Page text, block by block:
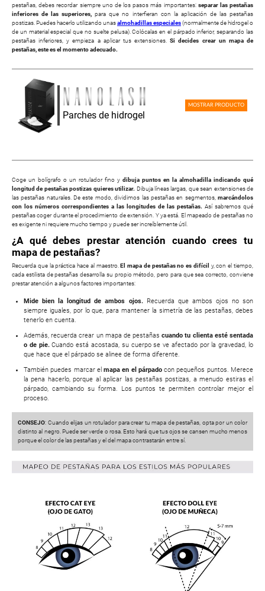
pestañas, debes recordar siempre uno de los pasos más importantes: separar las pestañas
inferiores de las superiores, para que no interfieran con la aplicación de las pestañas
postizas. Puedes hacerlo utilizando unasalmohadillas especiales(normalmente de hidrogel o
de un material especial que no suelte pelusa). Colócalas en el párpado inferior, separando las
pestañas inferiores, y empieza a aplicar tus extensiones.Si decides crear un mapa de
pestañas, este es el momento adecuado.
Parches de hidrogel
MOSTRAR PRODUCTO
Coge un bolígrafo o un rotulador fino y dibuja puntos en la almohadilla indicando qué
longitud de pestañas postizas quieres utilizar. Dibuja líneas largas, que sean extensiones de
las pestañas naturales. De este modo, dividimos las pestañas en segmentos, marcándolos
con los números correspondientes a las longitudes de las pestañas. Así sabremos qué
pestañas coger durante el procedimiento de extensión. Y ya está. El mapeado de pestañas no
es exigente ni requiere mucho tiempo y puede ser increíblemente útil.
¿A qué debes prestar atención cuando crees tu
mapa de pestañas?
Recuerda que la práctica hace al maestro.El mapa de pestañas no es difícil
y, con el tiempo,
cada estilista de pestañas desarrolla su propio método, pero para que sea correcto, conviene
prestar atención a algunos factores importantes:
Mide bien la longitud de ambos ojos.Recuerda que ambos ojos no son
siempre iguales, por lo que, para mantener la simetría de las pestañas, debes
tenerlo en cuenta.
Además, recuerda crear un mapa de pestañascuando tu clienta esté sentada
o de pie.Cuando está acostada, su cuerpo se ve afectado por la gravedad, lo
que hace que el párpado se alinee de forma diferente.
También puedes marcar elmapa en el párpadocon pequeños puntos. Merece
la pena hacerlo, porque al aplicar las pestañas postizas, a menudo estiras el
párpado, cambiando su forma. Los puntos te permiten controlar mejor el
proceso.
CONSEJO: Cuando elijas un rotulador para crear tu mapa de pestañas, opta por un color
distinto al negro. Puede ser verde o rosa. Esto hará que tus ojos se cansen mucho menos
porque el color de las pestañas y el del mapa contrastarán entre sí.